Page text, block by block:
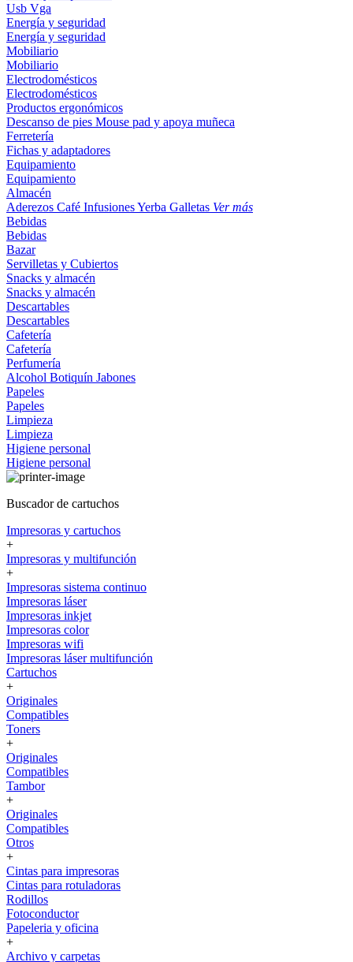
Usb Vga
Energía y seguridad
Energía y seguridad
Mobiliario
Mobiliario
Electrodomésticos
Electrodomésticos
Productos ergonómicos
Descanso de pies Mouse pad y apoya muñeca
Ferretería
Fichas y adaptadores
Equipamiento
Equipamiento
Almacén
Aderezos Café InfusionesYerba Galletas Ver más
Bebidas
Bebidas
Bazar
Servilletas y Cubiertos
Snacks y almacén
Snacks y almacén
Descartables
Descartables
Cafetería
Cafetería
Perfumería
Alcohol Botiquín Jabones
Papeles
Papeles
Limpieza
Limpieza
Higiene personal
Higiene personal
Buscador de cartuchos
Impresoras y cartuchos
+
Impresoras y multifunción
+
Impresoras sistema continuo
Impresoras láser
Impresoras inkjet
Impresoras color
Impresoras wifi
Impresoras láser multifunción
Cartuchos
+
Originales
Compatibles
Toners
+
Originales
Compatibles
Tambor
+
Originales
Compatibles
Otros
+
Cintas para impresoras
Cintas para rotuladoras
Rodillos
Fotoconductor
Papeleria y oficina
+
Archivo y carpetas